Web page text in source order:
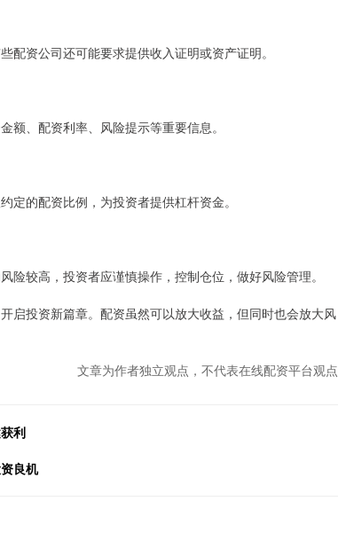
资公司还可能要求提供收入证明或资产证明。
额、配资利率、风险提示等重要信息。
定的配资比例，为投资者提供杠杆资金。
较高，投资者应谨慎操作，控制仓位，做好风险管理。
启投资新篇章。配资虽然可以放大收益，但同时也会放大风
文章为作者独立观点，不代表在线配资平台观点
利
良机